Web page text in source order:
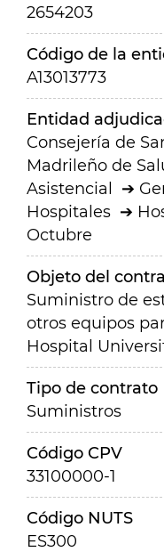
2654203
Código de la
A13013773
Entidad
Consejería de
Madrileño de
Asistencial
Hospitales
Octubre
Objeto del
Suministro de
otros equipos
Hospital
Tipo de contrato
Suministros
Código CPV
33100000-1
Código NUTS
ES300